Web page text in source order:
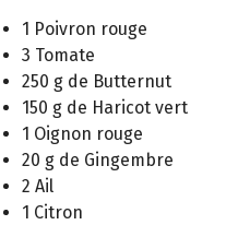
1 Poivron rouge
3 Tomate
250 g de Butternut
150 g de Haricot vert
1 Oignon rouge
20 g de Gingembre
2 Ail
1 Citron